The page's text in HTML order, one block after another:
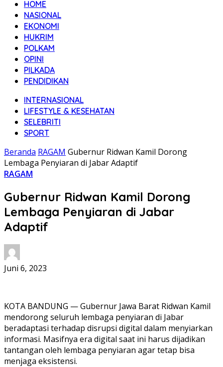
HOME
NASIONAL
EKONOMI
HUKRIM
POLKAM
OPINI
PILKADA
PENDIDIKAN
INTERNASIONAL
LIFESTYLE & KESEHATAN
SELEBRITI
SPORT
Beranda RAGAM Gubernur Ridwan Kamil Dorong
Lembaga Penyiaran di Jabar Adaptif
RAGAM
Gubernur Ridwan Kamil Dorong
Lembaga Penyiaran di Jabar
Adaptif
Juni 6, 2023
KOTA BANDUNG — Gubernur Jawa Barat Ridwan Kamil
mendorong seluruh lembaga penyiaran di Jabar
beradaptasi terhadap disrupsi digital dalam menyiarkan
informasi. Masifnya era digital saat ini harus dijadikan
tantangan oleh lembaga penyiaran agar tetap bisa
menjaga eksistensi.